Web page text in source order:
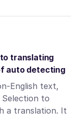
translating
auto detecting
English text,
to
a translation. It